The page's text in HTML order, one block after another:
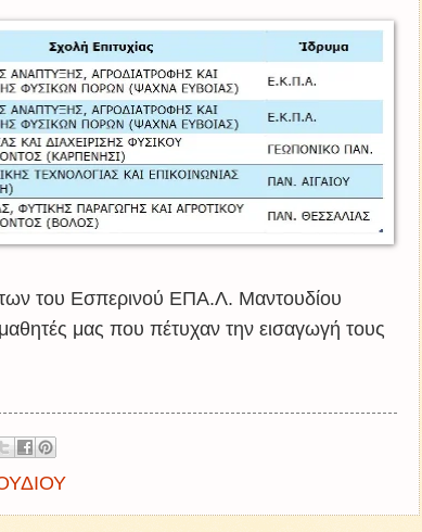
του Εσπερινού ΕΠΑ.Λ. Μαντουδίου
μαθητές μας που πέτυχαν την εισαγωγή τους